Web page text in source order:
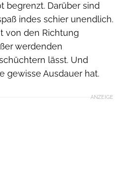
begrenzt. Darüber sind
indes schier unendlich.
von den Richtung
werdenden
lässt. Und
gewisse Ausdauer hat.
ANZEIGE